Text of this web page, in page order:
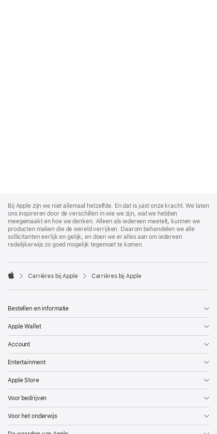
Footer
Bij Apple zijn we niet allemaal hetzelfde. En dat is juist onze kracht. We laten
ons inspireren door de verschillen in wie we zijn, wat we hebben
meegemaakt en hoe we denken. Alleen als iedereen meetelt, kunnen we
producten maken die de wereld verrijken. Daarom behandelen we alle
sollicitanten eerlijk en gelijk, en doen we er alles aan om iedereen
redelijkerwijs zo goed mogelijk tegemoet te komen.

Carrières bij Apple Carrières bij Apple
Bestellen en informatie
Apple Wallet
Account
Entertainment
Apple Store
Voor bedrijven
Voor het onderwijs